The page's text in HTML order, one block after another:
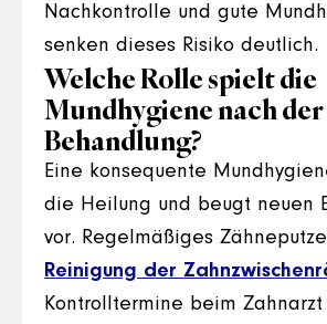
Nachkontrolle und gute
senken dieses Risiko deutlich.
Welche Rolle spielt die
Mundhygiene nach der
Behandlung?
Eine konsequente
die Heilung und beugt neuen
vor. Regelmäßiges
Reinigung der
Kontrolltermine beim